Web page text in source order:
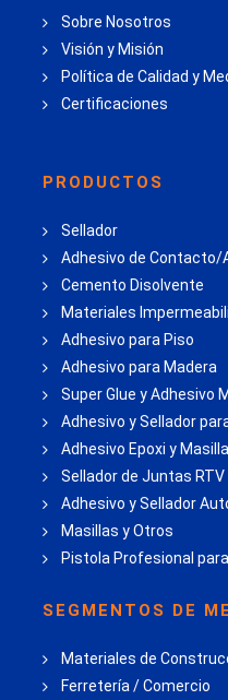
Sobre Nosotros
Visión y Misión
Política de Calidad y
Certificaciones
PRODUCTOS
Sellador
Adhesivo de Contacto/
Cemento Disolvente
Materiales
Adhesivo para Piso
Adhesivo para Madera
Super Glue y Adhesivo
Adhesivo y Sellador
Adhesivo Epoxi y Masilla
Sellador de Juntas RTV
Adhesivo y Sellador
Masillas y Otros
Pistola Profesional
SEGMENTOS DE
Materiales de
Ferretería / Comercio